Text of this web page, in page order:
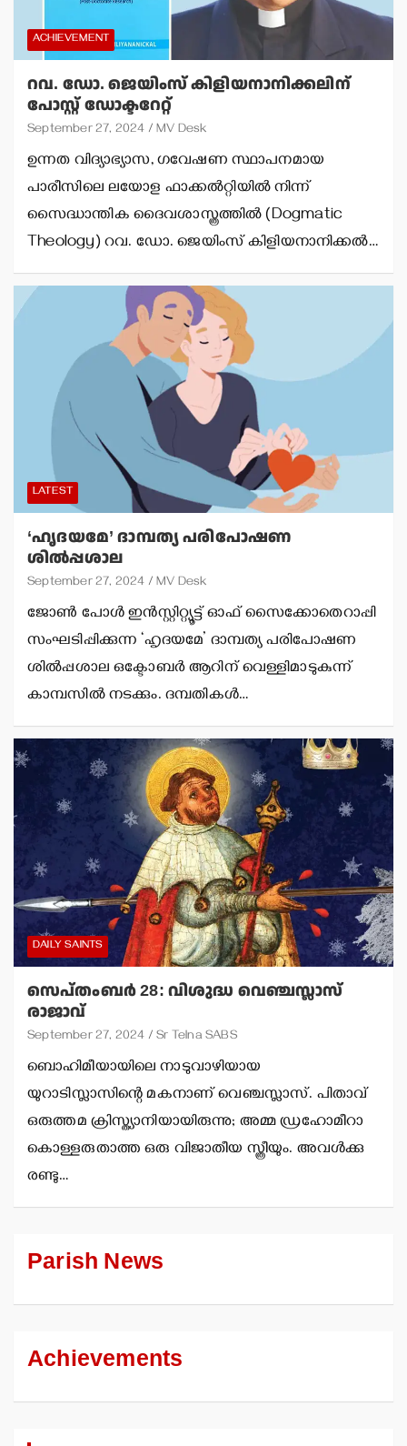
ACHIEVEMENT
റവ. ഡോ. ജെയിംസ് കിളിയനാനിക്കലിന്
പോസ്റ്റ് ഡോക്ടറേറ്റ്
September 27, 2024 MV Desk
ഉന്നത വിദ്യാഭ്യാസ, ഗവേഷണ സ്ഥാപനമായ
പാരീസിലെ ലയോള ഫാക്കൽറ്റിയില്‍ നിന്ന്
സൈദ്ധാന്തിക ദൈവശാസ്ത്രത്തില്‍ (Dogmatic
Theology) റവ. ഡോ. ജെയിംസ് കിളിയനാനിക്കല്‍…
LATEST
‘ഹൃദയമേ’ ദാമ്പത്യ പരിപോഷണ
ശില്‍പ്പശാല
September 27, 2024 MV Desk
ജോണ്‍ പോള്‍ ഇന്‍സ്റ്റിറ്റ്യൂട്ട് ഓഫ് സൈക്കോതെറാപ്പി
സംഘടിപ്പിക്കുന്ന ‘ഹൃദയമേ’ ദാമ്പത്യ പരിപോഷണ
ശില്‍പ്പശാല ഒക്ടോബര്‍ ആറിന് വെള്ളിമാടുകുന്ന്
കാമ്പസില്‍ നടക്കും. ദമ്പതികള്‍…
DAILY SAINTS
സെപ്തംബര്‍ 28: വിശുദ്ധ വെഞ്ചസ്ലാസ്
രാജാവ്
September 27, 2024 Sr Telna SABS
ബൊഹിമീയായിലെ നാടുവാഴിയായ
യുറാടിസ്ലാസിന്റെ മകനാണ് വെഞ്ചസ്ലാസ്. പിതാവ്
ഒരുത്തമ ക്രിസ്ത്യാനിയായിരുന്നു; അമ്മ ഡ്രഹോമീറാ
കൊള്ളരുതാത്ത ഒരു വിജാതീയ സ്ത്രീയും. അവള്‍ക്കു
രണ്ടു…
Parish News
Achievements